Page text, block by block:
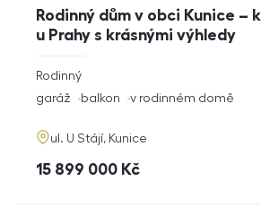
Rodinný dům v obci Kunice –
u Prahy s krásnými výhledy
rozměry
dispozice
Rodinný
funkce
garáž balkon v rodinném domě
adresa
ul. U Stájí, Kunice
cena
15 899 000 Kč